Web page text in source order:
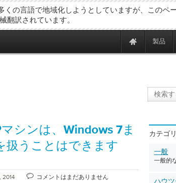
くの言語で地域化しようとしていますが、このペ
訳されています。
製品
シンは、Windows 7ま
扱うことはできます
2014 コメントはまだありません
カテゴ
一般
一般的
ハウツ